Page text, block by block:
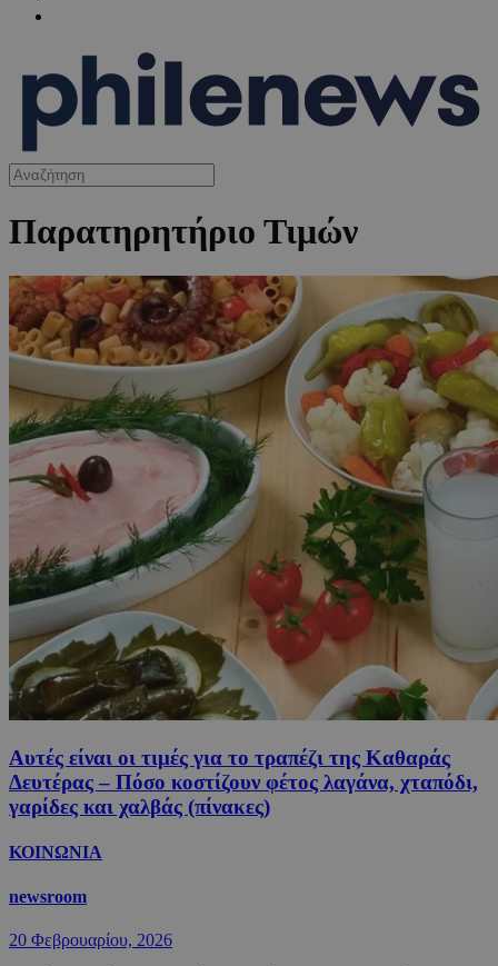
Παρατηρητήριο Τιμών
Αυτές είναι οι τιμές για το τραπέζι της Καθαράς
Δευτέρας – Πόσο κοστίζουν φέτος λαγάνα, χταπόδι,
γαρίδες και χαλβάς (πίνακες)
ΚΟΙΝΩΝΙΑ
newsroom
20 Φεβρουαρίου, 2026